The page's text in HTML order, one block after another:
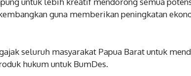
guna memberikan peningkatan
seluruh masyarakat Papua Barat untuk
hukum untuk BumDes.